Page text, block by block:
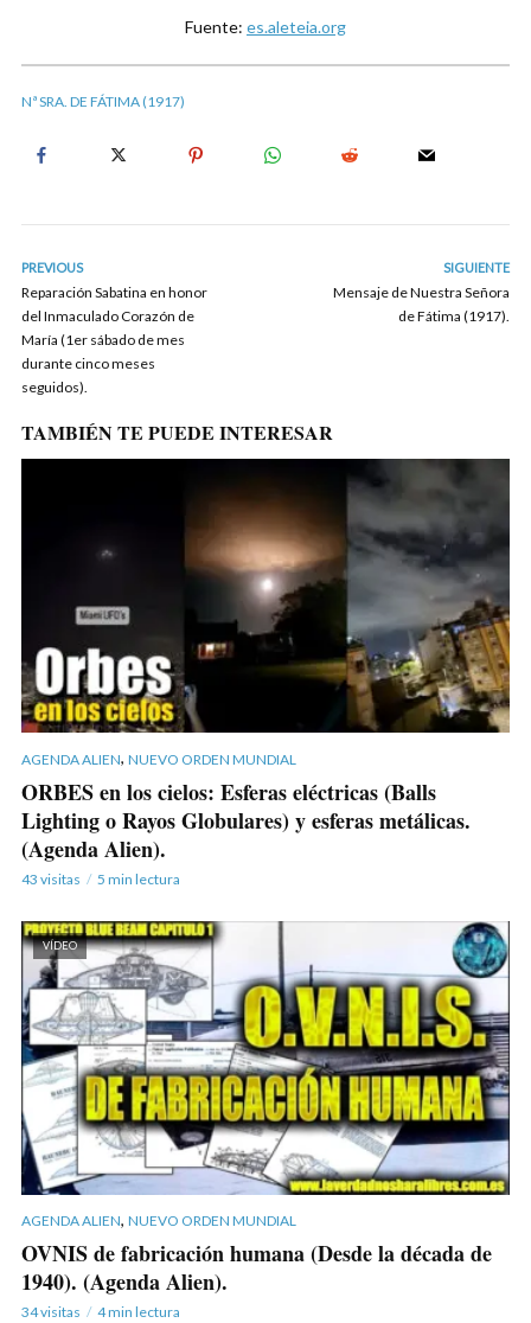
Fuente: es.aleteia.org
Nª SRA. DE FÁTIMA (1917)
PREVIOUS
Reparación Sabatina en honor
del Inmaculado Corazón de
María (1er sábado de mes
durante cinco meses
seguidos).
SIGUIENTE
Mensaje de Nuestra Señora
de Fátima (1917).
TAMBIÉN TE PUEDE INTERESAR
AGENDA ALIEN, NUEVO ORDEN MUNDIAL
ORBES en los cielos: Esferas eléctricas (Balls
Lighting o Rayos Globulares) y esferas metálicas.
(Agenda Alien).
43 visitas 5 min lectura
VÍDEO
AGENDA ALIEN, NUEVO ORDEN MUNDIAL
OVNIS de fabricación humana (Desde la década de
1940). (Agenda Alien).
34 visitas 4 min lectura